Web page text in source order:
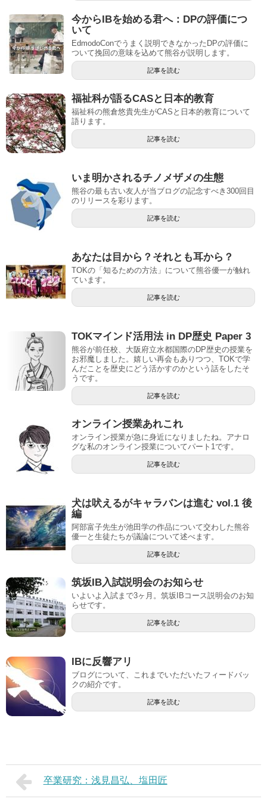
今からIBを始める君へ：DPの評価につ
いて
EdmodoConでうまく説明できなかったDPの評価に
ついて挽回の意味を込めて熊谷が説明します。
記事を読む
福祉科が語るCASと日本的教育
福祉科の熊倉悠貴先生がCASと日本的教育について
語ります。
記事を読む
いま明かされるチノメザメの生態
熊谷の最も古い友人が当ブログの記念すべき300回目
のリリースを彩ります。
記事を読む
あなたは目から？それとも耳から？
TOKの「知るための方法」について熊谷優一が触れ
ています。
記事を読む
TOKマインド活用法 in DP歴史 Paper 3
熊谷が前任校、大阪府立水都国際のDP歴史の授業を
お邪魔しました。嬉しい再会もありつつ、TOKで学
んだことを歴史にどう活かすのかという話をしたそ
うです。
記事を読む
オンライン授業あれこれ
オンライン授業が急に身近になりましたね。アナロ
グな私のオンライン授業についてパート1です。
記事を読む
犬は吠えるがキャラバンは進む vol.1 後
編
阿部富子先生が池田学の作品について交わした熊谷
優一と生徒たちが議論について述べます。
記事を読む
筑坂IB入試説明会のお知らせ
いよいよ入試まで3ヶ月。筑坂IBコース説明会のお知
らせです。
記事を読む
IBに反響アリ
ブログについて、これまでいただいたフィードバッ
クの紹介です。
記事を読む
卒業研究：浅見昌弘、塩田匠